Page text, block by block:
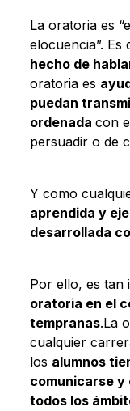
La oratoria es
elocuencia”. Es
hecho de
oratoria es
puedan
ordenada con
persuadir o de
Y como
aprendida y
desarrollada
Por ello, es tan
oratoria en el
tempranas.La
cualquier
los alumnos
comunicarse y
todos los